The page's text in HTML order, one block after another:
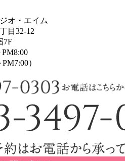
オ・エイム
目32-12
7F
）